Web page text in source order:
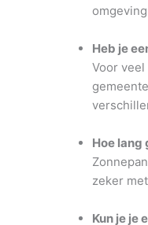
Heb je
Voor
Hoe lang
zeker
Kun je je